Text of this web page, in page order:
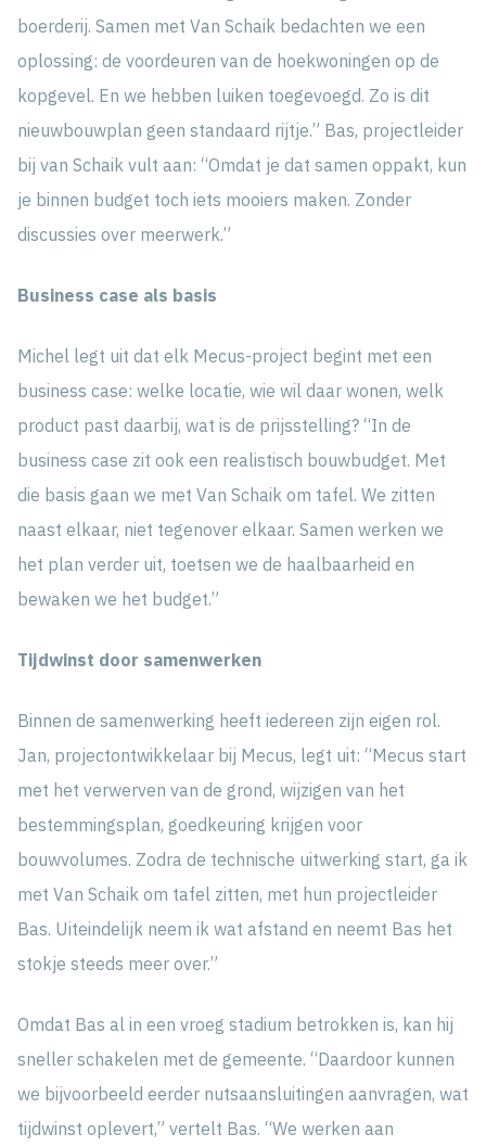
boerderij. Samen met Van Schaik bedachten we een
oplossing: de voordeuren van de hoekwoningen op de
kopgevel. En we hebben luiken toegevoegd. Zo is dit
nieuwbouwplan geen standaard rijtje.” Bas, projectleider
bij van Schaik vult aan: “Omdat je dat samen oppakt, kun
je binnen budget toch iets mooiers maken. Zonder
discussies over meerwerk.”
Business case als basis
Michel legt uit dat elk Mecus-project begint met een
business case: welke locatie, wie wil daar wonen, welk
product past daarbij, wat is de prijsstelling? “In de
business case zit ook een realistisch bouwbudget. Met
die basis gaan we met Van Schaik om tafel. We zitten
naast elkaar, niet tegenover elkaar. Samen werken we
het plan verder uit, toetsen we de haalbaarheid en
bewaken we het budget.”
Tijdwinst door samenwerken
Binnen de samenwerking heeft iedereen zijn eigen rol.
Jan, projectontwikkelaar bij Mecus, legt uit: “Mecus start
met het verwerven van de grond, wijzigen van het
bestemmingsplan, goedkeuring krijgen voor
bouwvolumes. Zodra de technische uitwerking start, ga ik
met Van Schaik om tafel zitten, met hun projectleider
Bas. Uiteindelijk neem ik wat afstand en neemt Bas het
stokje steeds meer over.”
Omdat Bas al in een vroeg stadium betrokken is, kan hij
sneller schakelen met de gemeente. “Daardoor kunnen
we bijvoorbeeld eerder nutsaansluitingen aanvragen, wat
tijdwinst oplevert,” vertelt Bas. “We werken aan